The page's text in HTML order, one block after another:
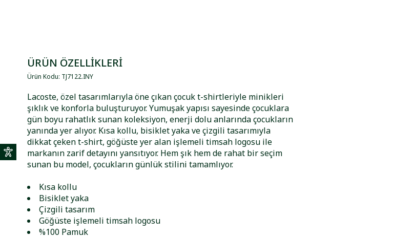
ÜRÜN ÖZELLİKLERİ
Ürün Kodu: TJ7122.INY
Lacoste, özel tasarımlarıyla öne çıkan çocuk t-shirtleriyle minikleri
şıklık ve konforla buluşturuyor. Yumuşak yapısı sayesinde çocuklara
gün boyu rahatlık sunan koleksiyon, enerji dolu anlarında çocukların
yanında yer alıyor. Kısa kollu, bisiklet yaka ve çizgili tasarımıyla
dikkat çeken t-shirt, göğüste yer alan işlemeli timsah logosu ile
markanın zarif detayını yansıtıyor. Hem şık hem de rahat bir seçim
sunan bu model, çocukların günlük stilini tamamlıyor.
Kısa kollu
Bisiklet yaka
Çizgili tasarım
Göğüste işlemeli timsah logosu
%100 Pamuk